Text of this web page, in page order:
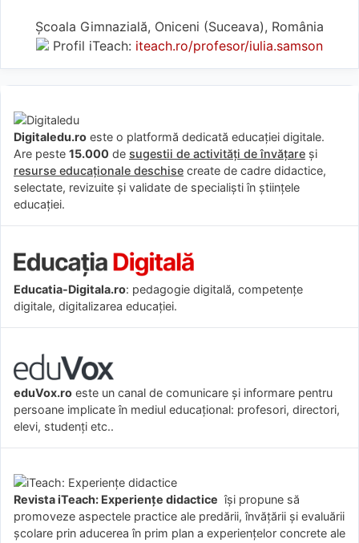
Școala Gimnazială, Oniceni (Suceava), România
Profil iTeach: iteach.ro/profesor/iulia.samson
Digitaledu.ro este o platformă dedicată educației digitale.
Are peste 15.000 de sugestii de activități de învățare și
resurse educaționale deschise create de cadre didactice,
selectate, revizuite și validate de specialiști în științele
educației.
Educatia-Digitala.ro: pedagogie digitală, competențe
digitale, digitalizarea educației.
eduVox.ro este un canal de comunicare și informare pentru
persoane implicate în mediul educațional: profesori, directori,
elevi, studenți etc..
Revista iTeach: Experienţe didactice îşi propune să
promoveze aspectele practice ale predării, învăţării şi evaluării
şcolare prin aducerea în prim plan a experienţelor concrete ale